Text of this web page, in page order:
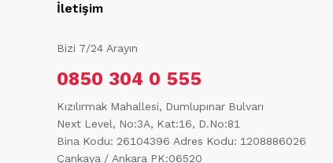
İletişim
Bizi 7/24 Arayın
0850 304 0 555
Kızılırmak Mahallesi, Dumlupınar Bulvarı
Next Level, No:3A, Kat:16, D.No:81
Bina Kodu: 26104396 Adres Kodu: 1208886026
Çankaya / Ankara PK:06520